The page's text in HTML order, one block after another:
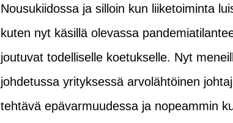
Nousukiidossa ja silloin kun liiketoiminta
kuten nyt käsillä olevassa
joutuvat todelliselle koetukselle. Nyt
johdetussa yrityksessä arvolähtöinen
tehtävä epävarmuudessa ja nopeammin